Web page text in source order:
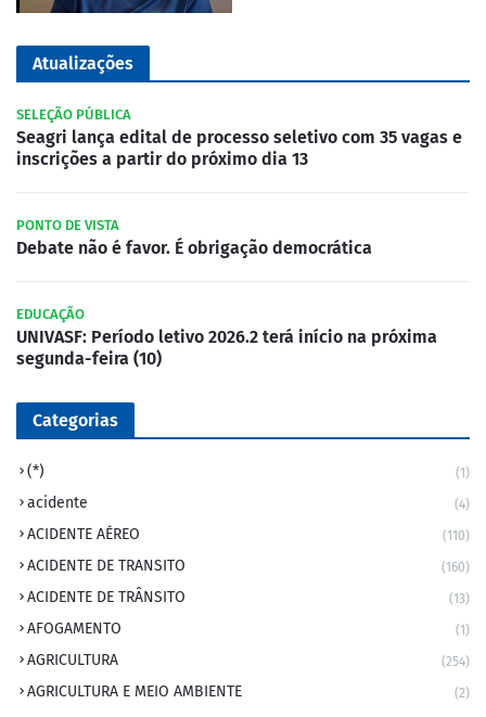
Atualizações
SELEÇÃO PÚBLICA
Seagri lança edital de processo seletivo com 35 vagas e
inscrições a partir do próximo dia 13
PONTO DE VISTA
Debate não é favor. É obrigação democrática
EDUCAÇÃO
UNIVASF: Período letivo 2026.2 terá início na próxima
segunda-feira (10)
Categorias
(*) (1)
acidente (4)
ACIDENTE AÉREO (110)
ACIDENTE DE TRANSITO (160)
ACIDENTE DE TRÂNSITO (13)
AFOGAMENTO (1)
AGRICULTURA (254)
AGRICULTURA E MEIO AMBIENTE (2)